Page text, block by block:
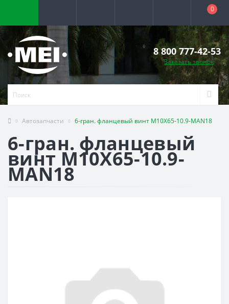
0
8 800 777-42-53
Заказать звонок
Автозапчасти 6-гран. фланцевый винт M10X65-10.9-MAN18
6-гран. фланцевый
винт M10X65-10.9-
MAN18